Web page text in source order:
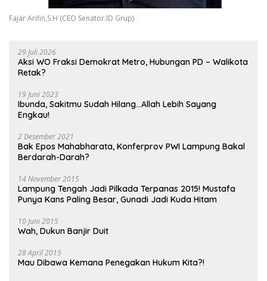
Fajar Arifin,S.H (CEO Senator.ID Grup)
29 Juli 2026
Aksi WO Fraksi Demokrat Metro, Hubungan PD – Walikota
Retak?
19 Juni 2023
Ibunda, Sakitmu Sudah Hilang…Allah Lebih Sayang
Engkau!
2 Desember 2021
Bak Epos Mahabharata, Konferprov PWI Lampung Bakal
Berdarah-Darah?
14 November 2015
Lampung Tengah Jadi Pilkada Terpanas 2015! Mustafa
Punya Kans Paling Besar, Gunadi Jadi Kuda Hitam
10 Juni 2015
Wah, Dukun Banjir Duit
28 April 2015
Mau Dibawa Kemana Penegakan Hukum Kita?!